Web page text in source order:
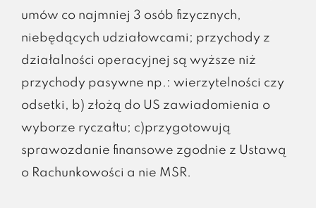
umów co najmniej 3 osób fizycznych,
niebędących udziałowcami; przychody z
działalności operacyjnej są wyższe niż
przychody pasywne np.: wierzytelności czy
odsetki, b) złożą do US zawiadomienia o
wyborze ryczałtu; c)przygotowują
sprawozdanie finansowe zgodnie z Ustawą
o Rachunkowości a nie MSR.